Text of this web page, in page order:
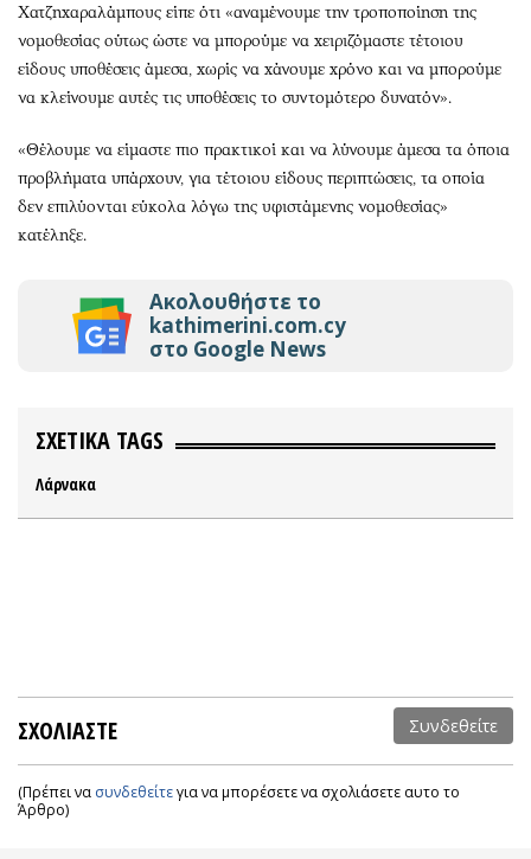
Χατζηχαραλάμπους είπε ότι «αναμένουμε την τροποποίηση της
νομοθεσίας ούτως ώστε να μπορούμε να χειριζόμαστε τέτοιου
είδους υποθέσεις άμεσα, χωρίς να χάνουμε χρόνο και να μπορούμε
να κλείνουμε αυτές τις υποθέσεις το συντομότερο δυνατόν».
«Θέλουμε να είμαστε πιο πρακτικοί και να λύνουμε άμεσα τα όποια
προβλήματα υπάρχουν, για τέτοιου είδους περιπτώσεις, τα οποία
δεν επιλύονται εύκολα λόγω της υφιστάμενης νομοθεσίας»
κατέληξε.
Ακολουθήστε το
kathimerini.com.cy
στο Google News
ΣΧΕΤΙΚΑ TAGS
Λάρνακα
ΣΧΟΛΙΑΣΤΕ Συνδεθείτε
(Πρέπει να συνδεθείτεγια να μπορέσετε να σχολιάσετε αυτο το
Άρθρο)